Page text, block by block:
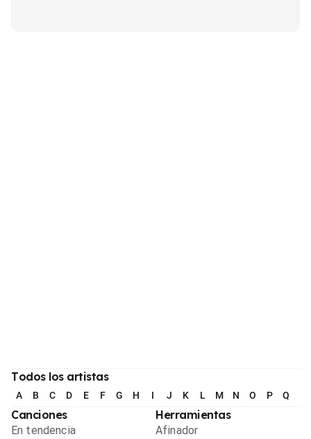
Todos los artistas
A B C D E F G H I J K L M N O P Q
Canciones
En tendencia
Herramientas
Afinador